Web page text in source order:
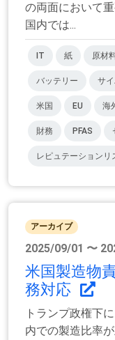
の両面において
国内では...
IT 紙 原材
バッテリー サ
米国 EU 海
財務 PFAS
レピュテーションリ
アーカイブ
2025/09/01 〜
米国製造物
務対応
トランプ政権下
内での製造比率